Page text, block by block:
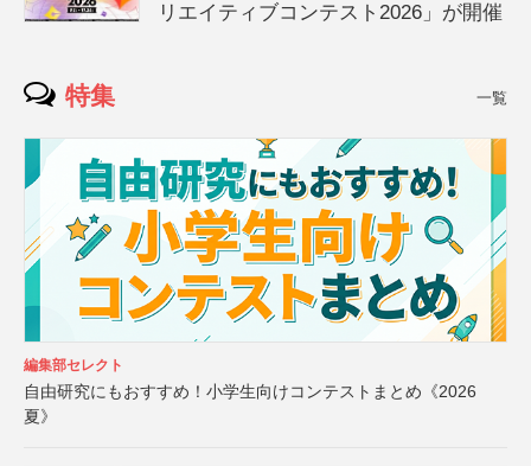
リエイティブコンテスト2026」が開催
特集 一覧
編集部セレクト
自由研究にもおすすめ！小学生向けコンテストまとめ《2026
夏》